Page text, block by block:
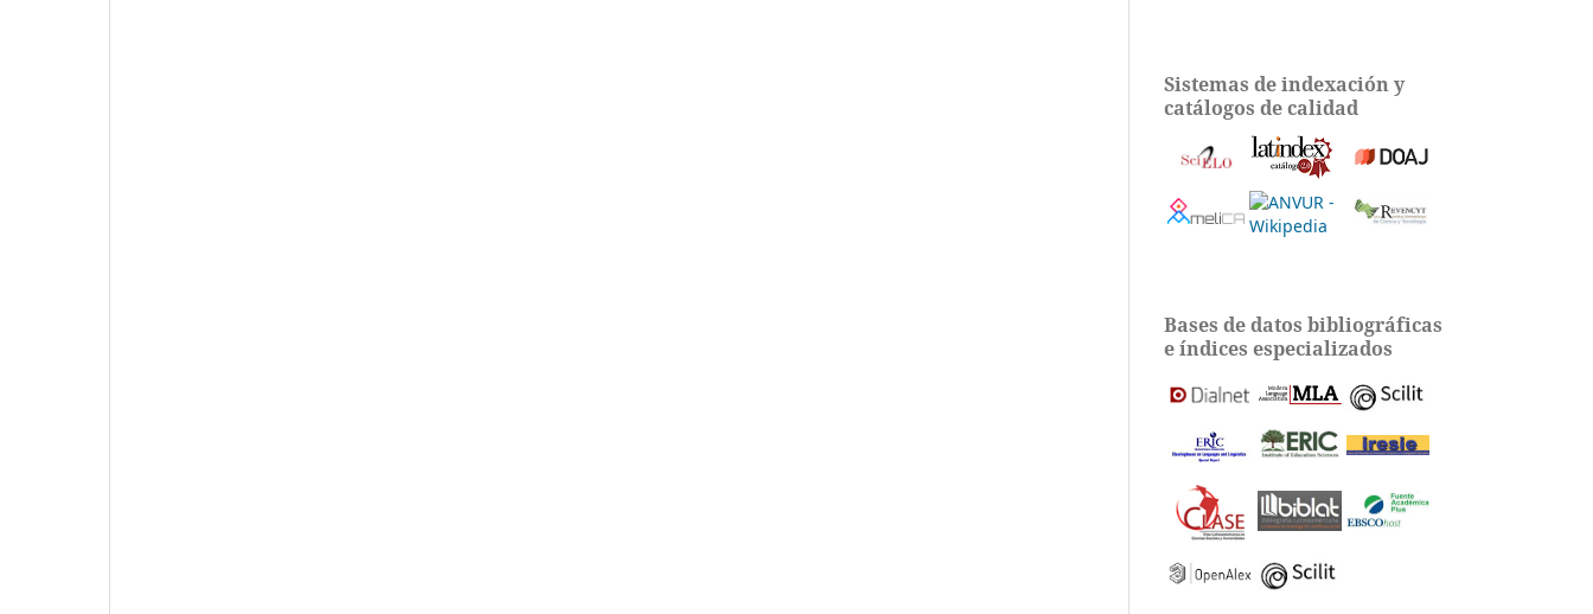
Sistemas de indexación y
catálogos de calidad
Bases de datos bibliográficas
e índices especializados